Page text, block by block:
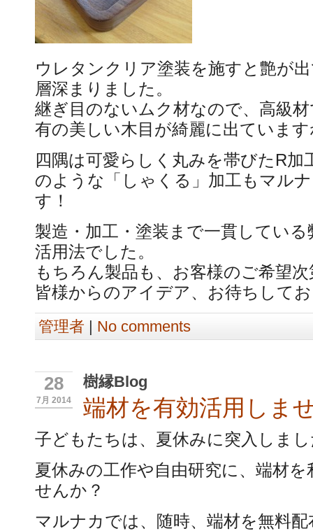
ウレタンクリア塗装を施すと艶が
層深まりました。
継ぎ目のないムク材なので、高級
有の美しい木目が綺麗に出ていま
四隅は可愛らしく丸みを帯びたR
のような「しゃくる」加工もマル
す！
製造・加工・塗装まで一貫してい
活用法でした。
もちろん製品も、お客様のご希望
皆様からのアイデア、お待ちして
管理者 | No comments
28
7月 2014
樹縁Blog
端材を有効活用しま
子どもたちは、夏休みに突入しま
夏休みの工作や自由研究に、端材
せんか？
マルナカでは、随時、端材を無料